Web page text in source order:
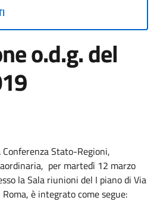
o.d.g. del
Conferenza Stato-Regioni,
per martedì 12 marzo
la Sala riunioni del I piano di Via
è integrato come segue: